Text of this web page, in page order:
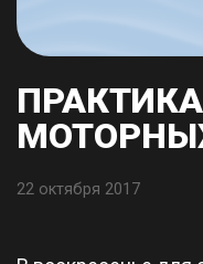
22 октября 2017